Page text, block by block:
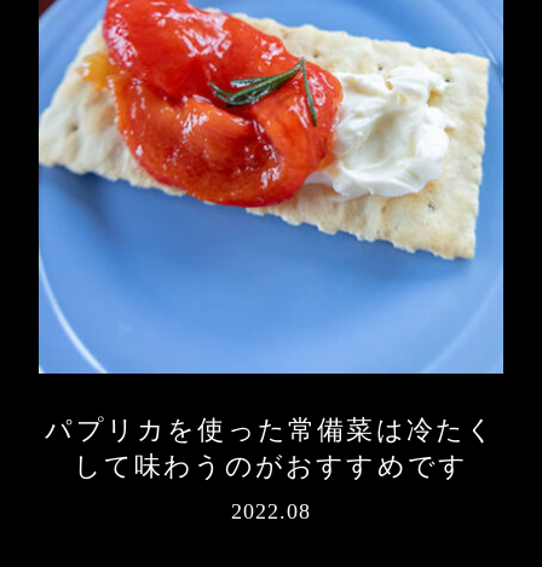
パプリカを使った常備菜は冷たく
して味わうのがおすすめです
2022.08